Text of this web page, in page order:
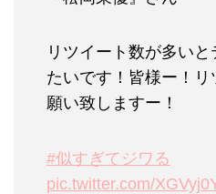
リツイート数が多い
たいです！皆様ー！
願い致しますー！
#似すぎてジワる
pic.twitter.com/